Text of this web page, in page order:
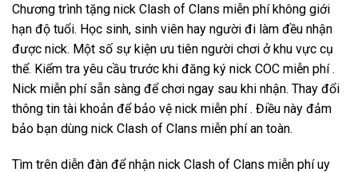
Chương trình tặng nick Clash of Clans miễn phí không giới
hạn độ tuổi. Học sinh, sinh viên hay người đi làm đều nhận
được nick. Một số sự kiện ưu tiên người chơi ở khu vực cụ
thể. Kiểm tra yêu cầu trước khi đăng ký nick COC miễn phí .
Nick miễn phí sẵn sàng để chơi ngay sau khi nhận. Thay đổi
thông tin tài khoản để bảo vệ nick miễn phí . Điều này đảm
bảo bạn dùng nick Clash of Clans miễn phí an toàn.
Tìm trên diễn đàn để nhận nick Clash of Clans miễn phí uy